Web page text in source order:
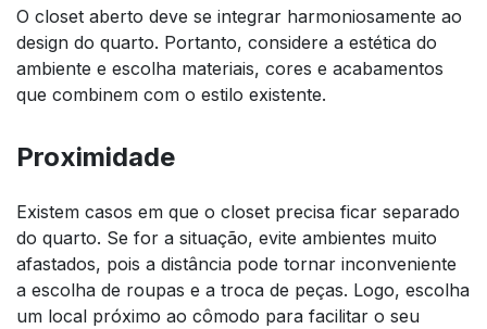
O closet aberto deve se integrar harmoniosamente ao
design do quarto. Portanto, considere a estética do
ambiente e escolha materiais, cores e acabamentos
que combinem com o estilo existente.
Proximidade
Existem casos em que o closet precisa ficar separado
do quarto. Se for a situação, evite ambientes muito
afastados, pois a distância pode tornar inconveniente
a escolha de roupas e a troca de peças. Logo, escolha
um local próximo ao cômodo para facilitar o seu